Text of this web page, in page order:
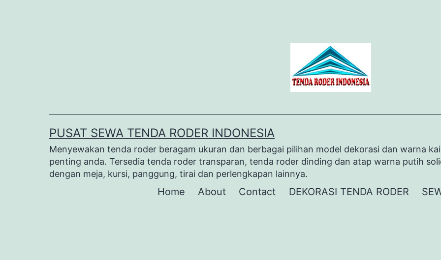
PUSAT SEWA TENDA RODER INDONESIA
Menyewakan tenda roder beragam ukuran dan berbagai pilihan model dekorasi dan warna
penting anda. Tersedia tenda roder transparan, tenda roder dinding dan atap warna putih
dengan meja, kursi, panggung, tirai dan perlengkapan lainnya.
Home About Contact DEKORASI TENDA RODER